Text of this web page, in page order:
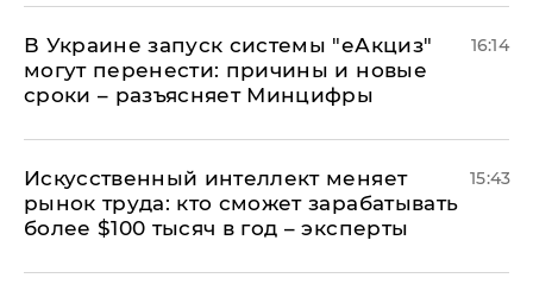
В Украине запуск системы "еАкциз"
могут перенести: причины и новые
сроки – разъясняет Минцифры
16:14
Искусственный интеллект меняет
рынок труда: кто сможет зарабатывать
более $100 тысяч в год – эксперты
15:43